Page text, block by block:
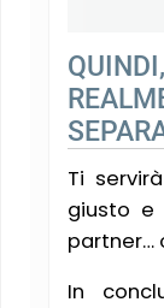
Ti
giusto e
partner…
In